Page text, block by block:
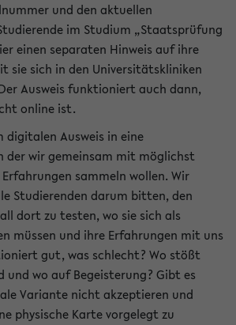
und den aktuellen
im Studium „Staatsprüfung
einen separaten Hinweis auf ihre
sie sich in den Universitätskliniken
Ausweis funktioniert auch dann,
online ist.
Ausweis in eine
der wir gemeinsam mit möglichst
sammeln wollen. Wir
Studierenden darum bitten, den
dort zu testen, wo sie sich als
müssen und ihre Erfahrungen mit uns
gut, was schlecht? Wo stößt
und wo auf Begeisterung? Gibt es
Variante nicht akzeptieren und
physische Karte vorgelegt zu